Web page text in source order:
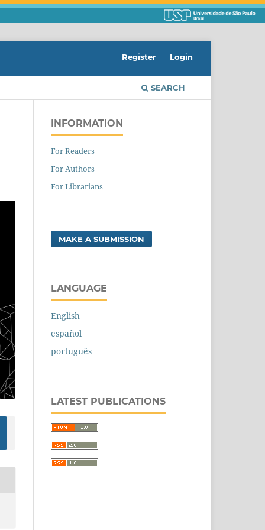
SEARCH
Register Login
INFORMATION
For Readers
For Authors
For Librarians
MAKE A SUBMISSION
LANGUAGE
English
español
português
LATEST PUBLICATIONS